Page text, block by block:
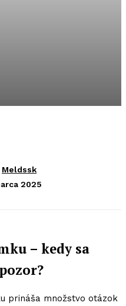
Meldssk
2025
– kedy sa
prináša množstvo otázok